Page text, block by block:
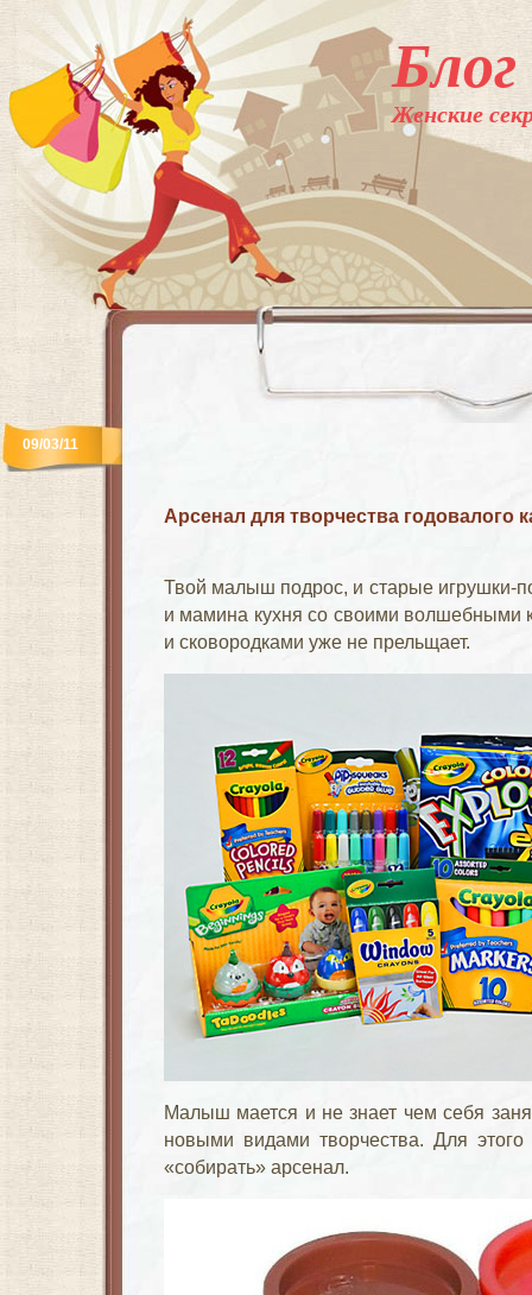
Женские
Арсенал для творчества годовалого
09/03/11
Твой малыш подрос, и старые игрушки-
и мамина кухня со своими волшебными
и сковородками уже не прельщает.
Малыш мается и не знает чем себя
новыми видами творчества. Для этого
«собирать» арсенал.